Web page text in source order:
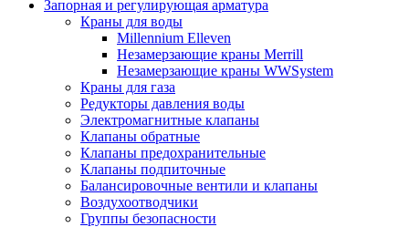
Запорная и регулирующая арматура
Краны для воды
Millennium Elleven
Незамерзающие краны Merrill
Незамерзающие краны WWSystem
Краны для газа
Редукторы давления воды
Электромагнитные клапаны
Клапаны обратные
Клапаны предохранительные
Клапаны подпиточные
Балансировочные вентили и клапаны
Воздухоотводчики
Группы безопасности